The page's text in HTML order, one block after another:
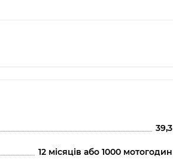
39,3
12 місяців або 1000 мотогодин